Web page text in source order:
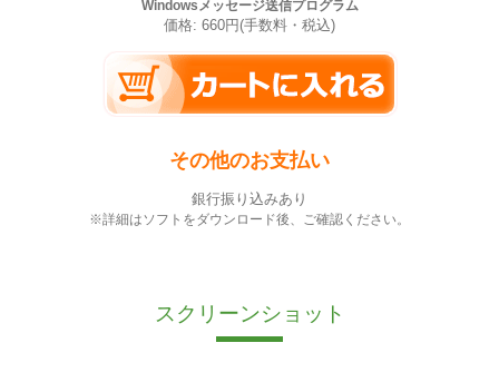
Windowsメッセージ送信プログラム
価格: 660円(手数料・税込)
その他のお支払い
銀行振り込みあり
※詳細はソフトをダウンロード後、ご確認ください。
スクリーンショット